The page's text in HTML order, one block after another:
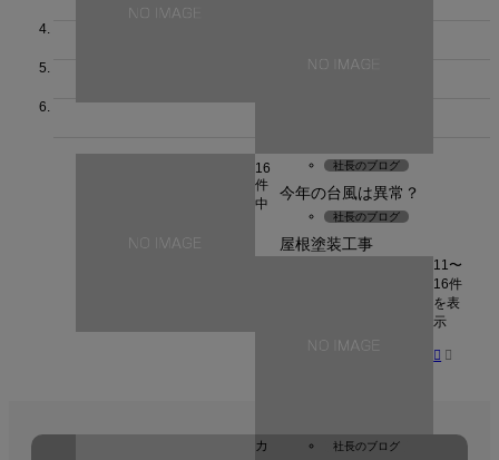
社長のブログ
今年の台風は異常？
社長のブログ
屋根塗装工事
社長のブログ
16
件
中
11〜
16件
を表
示
 
カ